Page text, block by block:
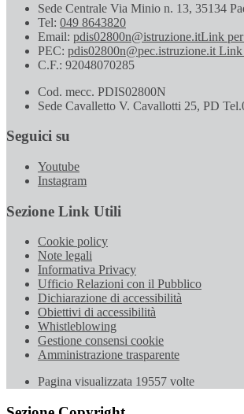
Sede Centrale Via Minio n. 13, 35134
Tel: 049 8643820
Email: pdis02800n@istruzione.itLink
PEC: pdis02800n@pec.istruzione.it Link
C.F.: 92048070285
Cod. mecc. PDIS02800N
Sede Cavalletto V. Cavallotti 25, PD
Seguici su
Youtube
Instagram
Sezione Link Utili
Cookie policy
Note legali
Informativa Privacy
Ufficio Relazioni con il Pubblico
Dichiarazione di accessibilità
Obiettivi di accessibilità
Whistleblowing
Gestione consensi cookie
Amministrazione trasparente
Pagina visualizzata 19557 volte